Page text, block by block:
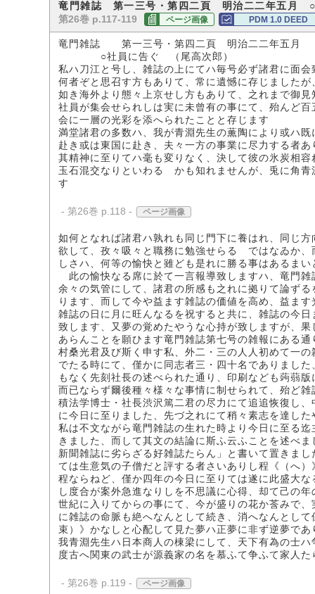
竜門雑誌 第一三号・第四二頁 明治二二年五月 ○
第26巻 p.117-119 ページ画像 PDM 1.0 DEED
竜門雑誌 第一三号・第四二頁 明治二二年五月
○社員に告ぐ （尾高次郎）
私ハ刀江と号し、雑誌の上にてハ毎号必ず諸君に面
何者ぞと思召す方もありて、常に遺憾に存じました
如き海外より態々上京せし方もありて、之れまで御
社員が集会せられしは実に未曾有の事にて、殆んど
会に一層の光彩を添へられたことと存じます
満堂諸君の多数ハ、我が青淵先生の薫陶により或ハ
赴き或は東国に赴き、夫々一方の事業に尽力する者
其精神に至りてハ毫も変りなく、決して彼の氷炭相
玉石混交なりといわるゝかも知れませんが、兎に角
す
- 第26巻 p.118 - ページ画像
如何となれば諸君ハ孰れも同じ門下に養はれ、同じ
欲して、孜々吸々と職務に勉強せらるゝではなゐか
しさハ、何等の愉快と雖ども是れに勝る事はあるまい
此の愉快なる席に於て一言報導致しますハ、竜門
余々の気管にして、諸君の所感も之れに拠りて論ず
ります、而して今や益ます雑誌の価値を高め、益ま
雑誌の日に月に旺んなるを祝すると共に、雑誌の今
致します、又夢の覚めたやうな心持が致しますが、
あらんことを願ひます竜門雑誌第七号の雑報にある
村桑光君及び斯く申す私、外二・三の人人初めて一
でたる時にて、僅かに同志者三・四十名でありまし
もなく先刻社長の述べられた通り、印刷なども蒟蒻
而已ならず爾後種々様々な事情に制せられて、殆ど
積法学博士・社長渋沢篤二君の尽力にて追追恢復し
に今日に至りました、先づ之れにて稍々素志を達し
私は不文ながら竜門雑誌の生れた時より今日に至る
きました、而して其文の結論に斯ふ云ふことを述べ
新聞雑誌に劣らざる好雑誌たらん」と書いて置きま
ては生意気の子僧だと評する者さいありし程《（へ
程ならねど、僅か四年の今日に至りては遂に此盛大
し度合が案外急進なりしを不思議に心得、却て己の
世紀に入りてからの事にて、今が盛りの花か莟みで
に雑誌の命脈も絶へなんとして続き、消へなんとし
束）》かなしと心配して見た夢ハ正夢に非ず逆夢であ
我青淵先生ハ日本商人の棟梁にして、天下有為の士
度古へ関東の武士が源義家の名を慕ふて争ふて家人
- 第26巻 p.119 - ページ画像